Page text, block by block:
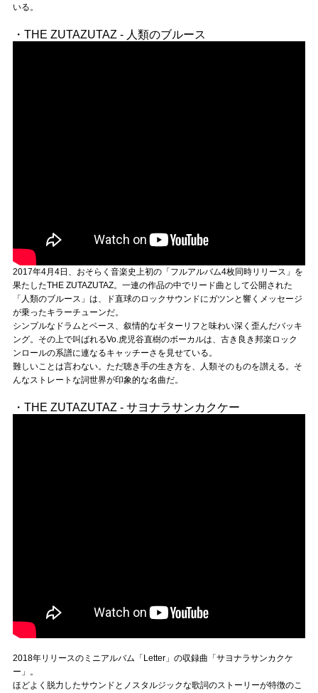
いる。
・THE ZUTAZUTAZ - 人類のブルース
2017年4月4日、おそらく音楽史上初の「フルアルバム4枚同時リリース」を
果たしたTHE ZUTAZUTAZ。一連の作品の中でリード曲として公開された
「人類のブルース」は、ド直球のロックサウンドにガツンと響くメッセージ
が乗ったキラーチューンだ。
シンプルなドラムとベース、叙情的なギターリフと味わい深く歪んだバッキ
ング。その上で叫ばれるVo.虎児谷直樹のボーカルは、古き良き邦楽ロック
ンロールの系譜に連なるキャッチーさを見せている。
難しいことは言わない。ただ聴き手の生き方を、人類そのものを讃える。そ
んなストレートな詞世界が印象的な名曲だ。
・THE ZUTAZUTAZ - サヨナラサンカクケー
2018年リリースのミニアルバム「Letter」の収録曲「サヨナラサンカクケ
ー」。
ほどよく脱力したサウンドとノスタルジックな歌詞のストーリーが特徴のこ